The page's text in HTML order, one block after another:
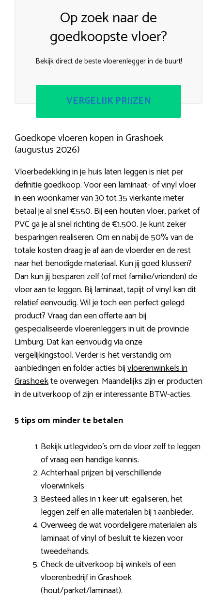
Op zoek naar de
goedkoopste vloer?
Bekijk direct de beste vloerenlegger in de buurt!
VERGELIJK PRIJZEN
Goedkope vloeren kopen in Grashoek
(augustus 2026)
Vloerbedekking in je huis laten leggen is niet per
definitie goedkoop. Voor een laminaat- of vinyl vloer
in een woonkamer van 30 tot 35 vierkante meter
betaal je al snel €550. Bij een houten vloer, parket of
PVC ga je al snel richting de €1.500. Je kunt zeker
besparingen realiseren. Om en nabij de 50% van de
totale kosten draag je af aan de vloerder en de rest
naar het benodigde materiaal. Kun jij goed klussen?
Dan kun jij besparen zelf (of met familie/vrienden) de
vloer aan te leggen. Bij laminaat, tapijt of vinyl kan dit
relatief eenvoudig. Wil je toch een perfect gelegd
product? Vraag dan een offerte aan bij
gespecialiseerde vloerenleggers in uit de provincie
Limburg. Dat kan eenvoudig via onze
vergelijkingstool. Verder is het verstandig om
aanbiedingen en folder acties bijvloerenwinkels in
Grashoekte overwegen. Maandelijks zijn er producten
in de uitverkoop of zijn er interessante BTW-acties.
5 tips om minder te betalen
Bekijk uitlegvideo’s om de vloer zelf te leggen
of vraag een handige kennis.
Achterhaal prijzen bij verschillende
vloerwinkels.
Besteed alles in 1 keer uit: egaliseren, het
leggen zelf en alle materialen bij 1 aanbieder.
Overweeg de wat voordeligere materialen als
laminaat of vinyl of besluit te kiezen voor
tweedehands.
Check de uitverkoop bij winkels of een
vloerenbedrijf in Grashoek
(hout/parket/laminaat).